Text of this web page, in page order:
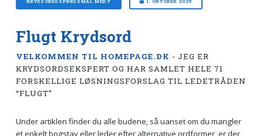
Flugt Krydsord
VELKOMMEN TIL HOMEPAGE.DK - JEG ER
KRYDSORDSEKSPERT OG HAR SAMLET HELE 71
FORSKELLIGE LØSNINGSFORSLAG TIL LEDETRÅDEN
“FLUGT”
Under artiklen finder du alle budene, så uanset om du mangler
et enkelt bogstav eller leder efter alternative ordformer, er der